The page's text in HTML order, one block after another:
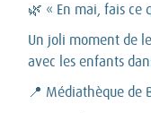
🌿 « En mai, fais ce
Un joli moment de
avec les enfants
📍 Médiathèque de